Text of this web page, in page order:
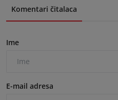
Komentari čitalaca
Ime
E-mail adresa